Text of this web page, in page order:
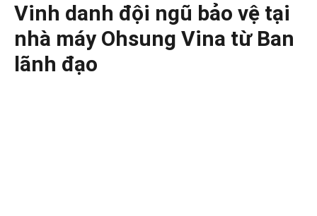
Vinh danh đội ngũ bảo vệ tại
nhà máy Ohsung Vina từ Ban
lãnh đạo